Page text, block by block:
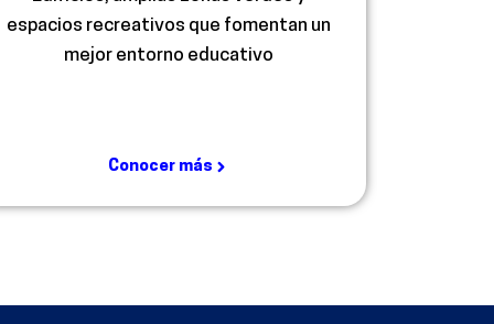
espacios recreativos que fomentan un
mejor entorno educativo
Conocer más